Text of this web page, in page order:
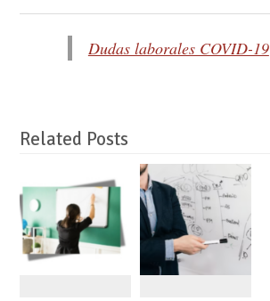
Dudas laborales COVID-19
Related Posts